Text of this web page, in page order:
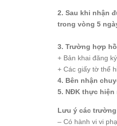
2. Sau khi nhận
trong vòng 5
3. Trường hợp
+ Bản khai đăng
+ Các giấy tờ thể
4. Bên nhận
5. NĐK thực
Lưu ý các
– Có hành vi vi